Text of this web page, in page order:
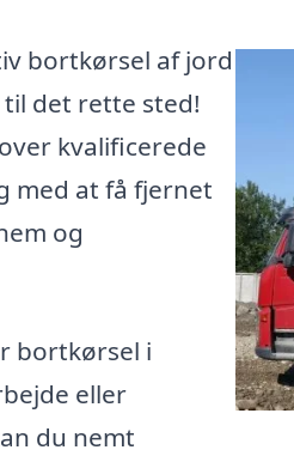
bortkørsel af jord
til det rette sted!
kvalificerede
med at få fjernet
og
bortkørsel i
eller
du nemt